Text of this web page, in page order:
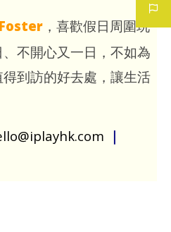
，喜歡假日周圍玩
不開心又一日，不如為
到訪的好去處，讓生活
｜